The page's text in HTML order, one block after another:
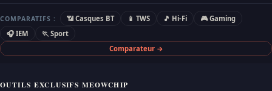
COMPARATIFS : 📶 Casques BT 📱 TWS 🎵 Hi-Fi
🎮 Gaming
🎧 IEM
🏃 Sport
Comparateur →
OUTILS EXCLUSIFS MEOWCHIP